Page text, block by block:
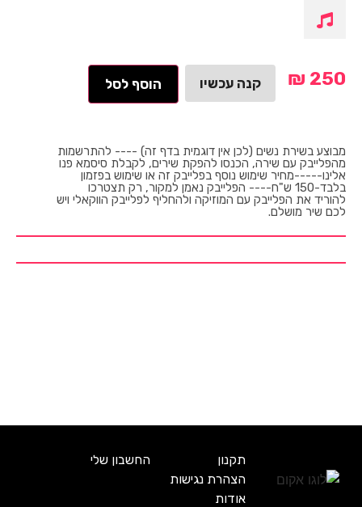
₪ 250 קנה עכשיו הוסף לסל
מבוצע בשירת נשים (לכן אין דוגמית בדף זה) ---- להתרשמות
מהפלייבק עם שירה, הכנסו להפקת שירים, לקבלת סיסמא פנו
אלינו-----מחיר שימוש נוסף בפלייבק זה או שימוש בפזמון
בלבד-150 ש"ח---- הפלייבק נאמן למקור, רק תצטרכו
להוריד את הפלייבק עם המוזיקה ולהחליף לפלייבק הווקאלי ויש
לכם שיר מושלם.
תקנון
החשבון שלי
הצהרת נגישות
אודות